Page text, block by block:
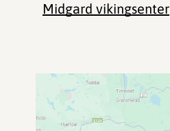
Midgard vikingsenter